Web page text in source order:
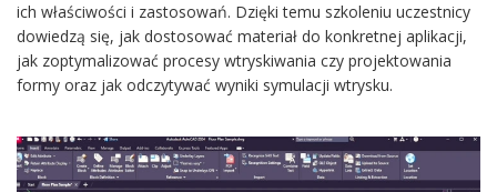
ich właściwości i zastosowań. Dzięki temu szkoleniu uczestnicy
dowiedzą się, jak dostosować materiał do konkretnej aplikacji,
jak zoptymalizować procesy wtryskiwania czy projektowania
formy oraz jak odczytywać wyniki symulacji wtrysku.